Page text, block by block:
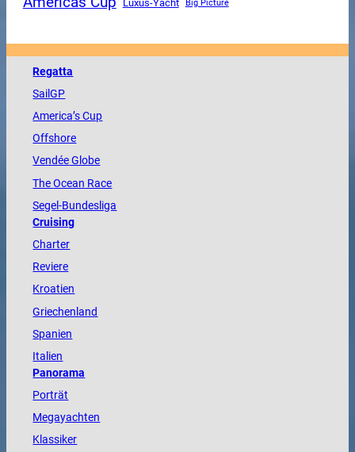
Luxus-Yacht Big Picture
Regatta
SailGP
America’s Cup
Offshore
VendéeGlobe
TheOcean Race
Segel-Bundesliga
Cruising
Charter
Reviere
Kroatien
Griechenland
Spanien
Italien
Panorama
Porträt
Megayachten
Klassiker